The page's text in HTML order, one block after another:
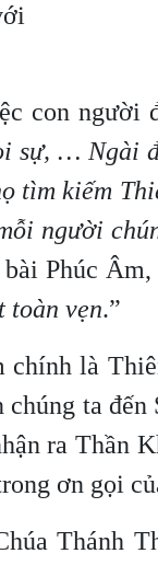
con người
sự, … Ngài
tìm kiếm
người
Phúc
toàn vẹn.”
là
ta
ra Thần
ơn gọi
Thánh